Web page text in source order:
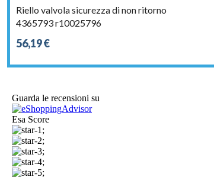
Riello valvola sicurezza di non ritorno
4365793 r10025796
56,19 €